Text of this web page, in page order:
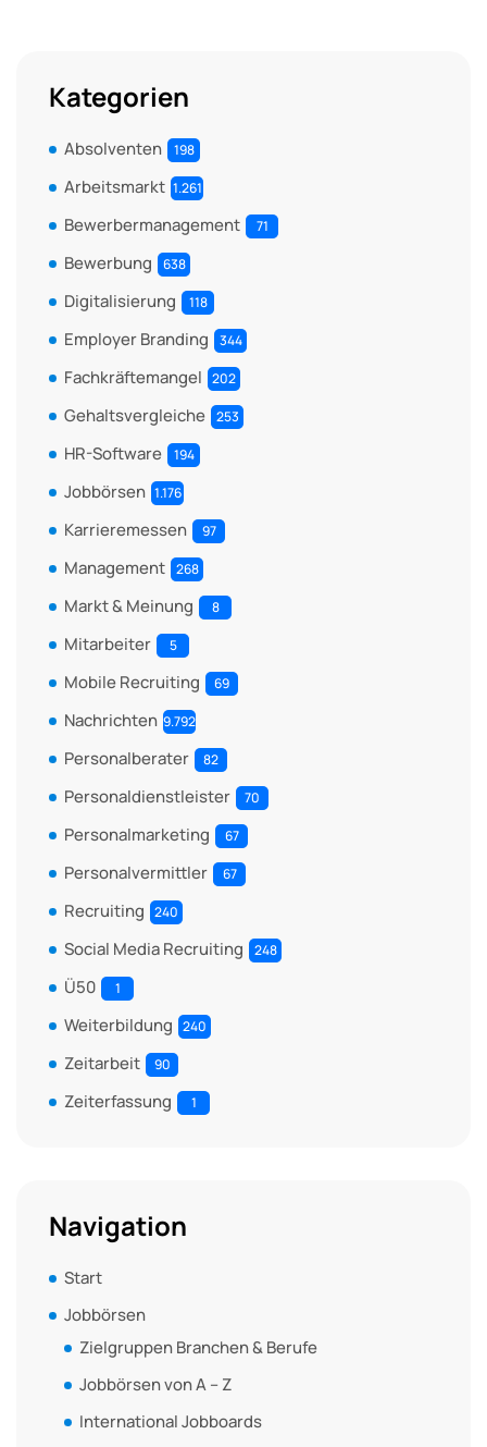
Kategorien
Absolventen 198
Arbeitsmarkt 1.261
Bewerbermanagement 71
Bewerbung 638
Digitalisierung 118
Employer Branding 344
Fachkräftemangel 202
Gehaltsvergleiche 253
HR-Software 194
Jobbörsen 1.176
Karrieremessen 97
Management 268
Markt & Meinung 8
Mitarbeiter 5
Mobile Recruiting 69
Nachrichten 9.792
Personalberater 82
Personaldienstleister 70
Personalmarketing 67
Personalvermittler 67
Recruiting 240
Social Media Recruiting 248
Ü50 1
Weiterbildung 240
Zeitarbeit 90
Zeiterfassung 1
Navigation
Start
Jobbörsen
Zielgruppen Branchen & Berufe
Jobbörsen von A – Z
International Jobboards